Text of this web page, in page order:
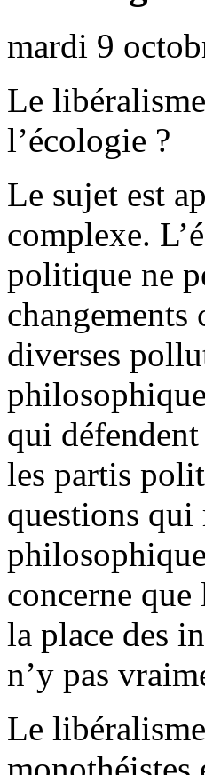
mardi 9
Le
l’écologie ?
Le sujet est
complexe.
politique ne
diverses
qui
les partis
questions qui
concerne
la place des
n’y pas
Le